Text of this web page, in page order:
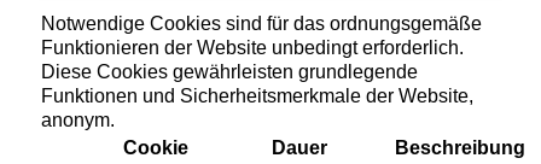
Notwendige Cookies sind für das ordnungsgemäße
Funktionieren der Website unbedingt erforderlich.
Diese Cookies gewährleisten grundlegende
Funktionen und Sicherheitsmerkmale der Website,
anonym.
Cookie
Dauer Beschreibung